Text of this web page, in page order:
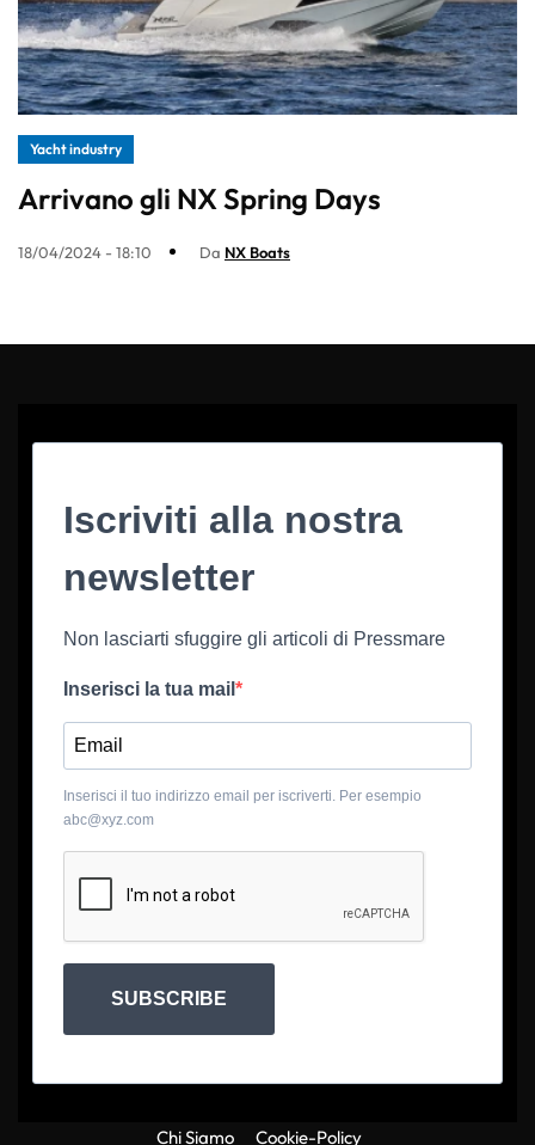
Yacht industry
Arrivano gli NX Spring Days
18/04/2024 - 18:10 Da NX Boats
Iscriviti alla nostra
newsletter
Non lasciarti sfuggire gli articoli di Pressmare
Inserisci la tua mail
Inserisci il tuo indirizzo email per iscriverti. Per esempio
abc@xyz.com
SUBSCRIBE
Chi Siamo Cookie-Policy